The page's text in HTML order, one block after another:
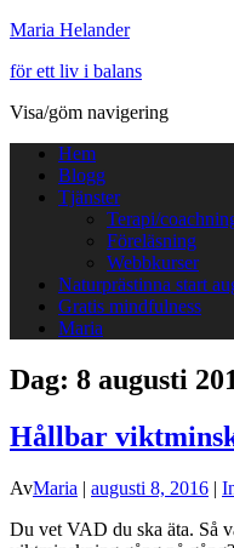
Maria Helander
för ett liv i balans
Visa/göm navigering
Hem
Blogg
Tjänster
Terapi/
Föreläsning
Webbkurser
Naturprästinna start
Gratis mindfulness
Maria
Dag: 8 augusti
Hållbar
AvMaria | augusti 8, 2016 |
Du vet VAD du ska äta. Så